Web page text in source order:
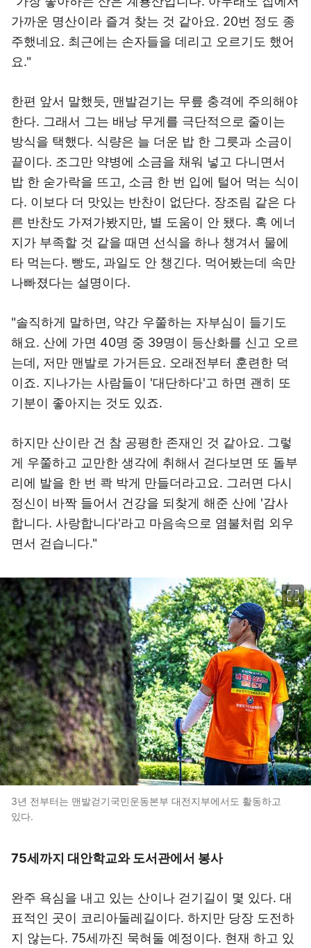
가까운 명산이라 즐겨 찾는 것 같아요. 20번 정도 종
주했네요. 최근에는 손자들을 데리고 오르기도 했어
요."
한편 앞서 말했듯, 맨발걷기는 무릎 충격에 주의해야
한다. 그래서 그는 배낭 무게를 극단적으로 줄이는
방식을 택했다. 식량은 늘 더운 밥 한 그릇과 소금이
끝이다. 조그만 약병에 소금을 채워 넣고 다니면서
밥 한 숟가락을 뜨고, 소금 한 번 입에 털어 먹는 식이
다. 이보다 더 맛있는 반찬이 없단다. 장조림 같은 다
른 반찬도 가져가봤지만, 별 도움이 안 됐다. 혹 에너
지가 부족할 것 같을 때면 선식을 하나 챙겨서 물에
타 먹는다. 빵도, 과일도 안 챙긴다. 먹어봤는데 속만
나빠졌다는 설명이다.
"솔직하게 말하면, 약간 우쭐하는 자부심이 들기도
해요. 산에 가면 40명 중 39명이 등산화를 신고 오르
는데, 저만 맨발로 가거든요. 오래전부터 훈련한 덕
이죠. 지나가는 사람들이 '대단하다'고 하면 괜히 또
기분이 좋아지는 것도 있죠.
하지만 산이란 건 참 공평한 존재인 것 같아요. 그렇
게 우쭐하고 교만한 생각에 취해서 걷다보면 또 돌부
리에 발을 한 번 콱 박게 만들더라고요. 그러면 다시
정신이 바짝 들어서 건강을 되찾게 해준 산에 '감사
합니다. 사랑합니다'라고 마음속으로 염불처럼 외우
면서 걷습니다."
3년 전부터는 맨발걷기국민운동본부 대전지부에서도 활동하고
있다.
75세까지 대안학교와 도서관에서 봉사
완주 욕심을 내고 있는 산이나 걷기길이 몇 있다. 대
표적인 곳이 코리아둘레길이다. 하지만 당장 도전하
지 않는다. 75세까진 묵혀둘 예정이다. 현재 하고 있